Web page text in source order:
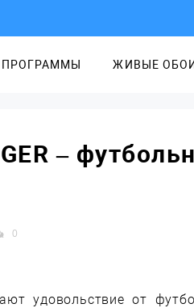
ПРОГРАММЫ ЖИВЫЕ ОБОИ
–
0
удовольствие от